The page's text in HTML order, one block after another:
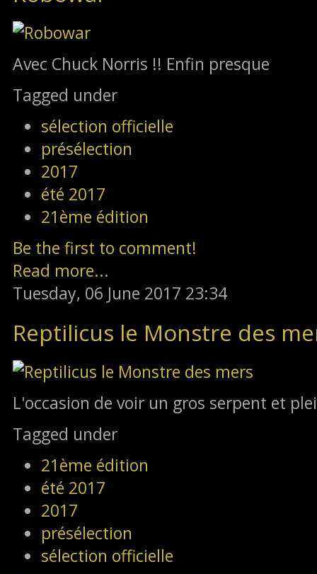
Avec Chuck Norris !! Enfin presque
Tagged under
sélection officielle
présélection
2017
été 2017
21ème édition
Be the first to comment!
Read more...
Tuesday, 06 June 2017 23:34
Reptilicus le Monstre des
L'occasion de voir un gros serpent et
Tagged under
21ème édition
été 2017
2017
présélection
sélection officielle